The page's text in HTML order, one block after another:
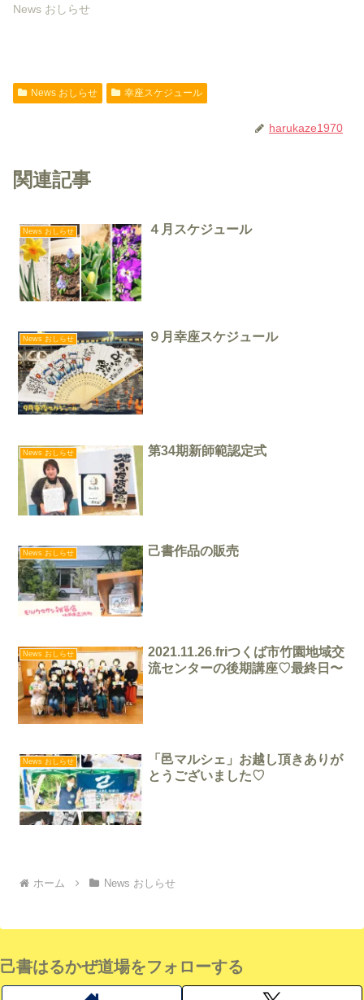
News おしらせ
News おしらせ 幸座スケジュール
harukaze1970
関連記事
News おしらせ ４月スケジュール
News おしらせ ９月幸座スケジュール
News おしらせ 第34期新師範認定式
News おしらせ 己書作品の販売
News おしらせ
2021.11.26.friつくば市竹園地域交
流センターの後期講座♡最終日〜
News おしらせ
「邑マルシェ」お越し頂きありが
とうございました♡
ホーム News おしらせ
己書はるかぜ道場をフォローする